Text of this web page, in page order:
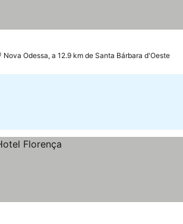
Nova Odessa, a 12.9 km de Santa Bárbara d'Oeste